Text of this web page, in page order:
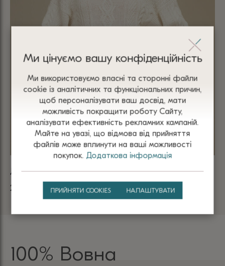
ДЖЕМПЕР МОЛОЧНИЙ 4125
2 500
100% Вовна
Ми цінуємо вашу конфіденційність
Ми використовуємо власні та сторонні файли
сооkіе із аналітичних та функціональних причин,
щоб персоналізувати ваш досвід, мати
можливість покращити роботу Сайту,
аналізувати ефективність рекламних кампаній.
Майте на увазі, що відмова від прийняття
файлів може вплинути на ваші можливості
покупок. Додаткова інформація
ПРИЙНЯТИ COOKIES НАЛАШТУВАТИ